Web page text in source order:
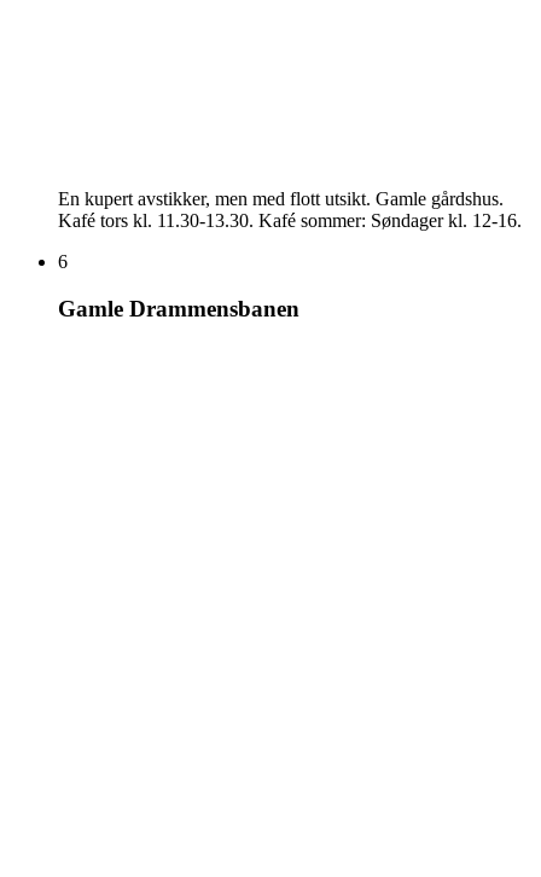
En kupert avstikker, men med flott utsikt. Gamle gårdshus.
Kafé tors kl. 11.30-13.30. Kafé sommer: Søndager kl. 12-16.
6
Gamle Drammensbanen